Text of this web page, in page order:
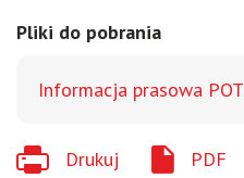
Pliki do pobrania
Informacja prasowa POT
Drukuj PDF